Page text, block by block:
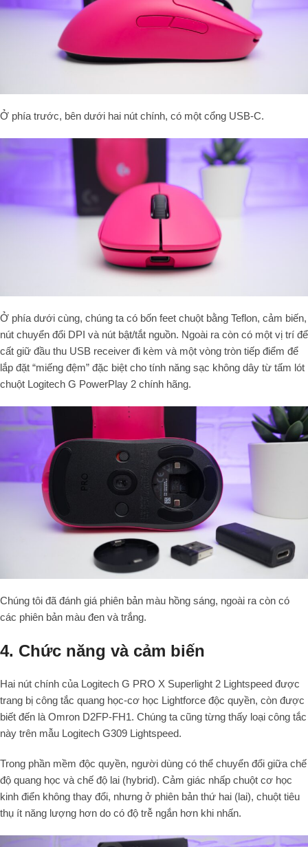
Ở phía trước, bên dưới hai nút chính, có một cổng USB-C.
Ở phía dưới cùng, chúng ta có bốn feet chuột bằng Teflon, cảm biến,
nút chuyển đổi DPI và nút bật/tắt nguồn. Ngoài ra còn có một vị trí để
cất giữ đầu thu USB receiver đi kèm và một vòng tròn tiếp điểm để
lắp đặt “miếng đệm” đặc biệt cho tính năng sạc không dây từ tấm lót
chuột Logitech G PowerPlay 2 chính hãng.
Chúng tôi đã đánh giá phiên bản màu hồng sáng, ngoài ra còn có
các phiên bản màu đen và trắng.
4. Chức năng và cảm biến
Hai nút chính của Logitech G PRO X Superlight 2 Lightspeed được
trang bị công tắc quang học-cơ học Lightforce độc quyền, còn được
biết đến là Omron D2FP-FH1. Chúng ta cũng từng thấy loại công tắc
này trên mẫu Logitech G309 Lightspeed.
Trong phần mềm độc quyền, người dùng có thể chuyển đổi giữa chế
độ quang học và chế độ lai (hybrid). Cảm giác nhấp chuột cơ học
kinh điển không thay đổi, nhưng ở phiên bản thứ hai (lai), chuột tiêu
thụ ít năng lượng hơn do có độ trễ ngắn hơn khi nhấn.